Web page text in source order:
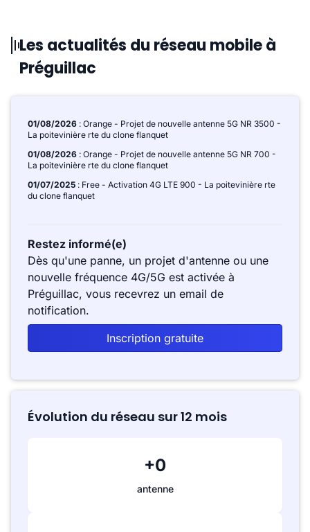
Les actualités du réseau mobile à
Préguillac
01/08/2026 : Orange - Projet de nouvelle antenne 5G NR 3500 -
La poitevinière rte du clone flanquet
01/08/2026 : Orange - Projet de nouvelle antenne 5G NR 700 -
La poitevinière rte du clone flanquet
01/07/2025 : Free - Activation 4G LTE 900 - La poitevinière rte
du clone flanquet
Restez informé(e)
Dès qu'une panne, un projet d'antenne ou une
nouvelle fréquence 4G/5G est activée à
Préguillac, vous recevrez un email de
notification.
Inscription gratuite
Évolution du réseau sur 12 mois
+0
antenne